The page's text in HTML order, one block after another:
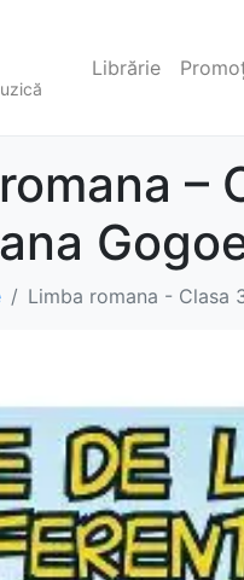
Librărie
–
Limba romana - Clasa